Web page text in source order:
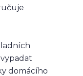
domácího